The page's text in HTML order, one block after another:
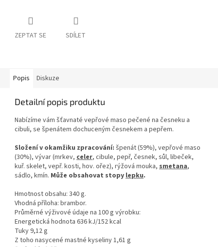
ZEPTAT SE SDÍLET
Popis Diskuze
Detailní popis produktu
Nabízíme vám šťavnaté vepřové maso pečené na česneku a
cibuli, se špenátem dochuceným česnekem a pepřem.
Složení v okamžiku zpracování: špenát (59%), vepřové maso
(30%), vývar (mrkev, celer, cibule, pepř, česnek, sůl, libeček,
kuř. skelet, vepř. kosti, hov. ořez), rýžová mouka, smetana,
sádlo, kmín. Může obsahovat stopylepku.
Hmotnost obsahu: 340 g.
Vhodná příloha: brambor.
Průměrné výživové údaje na 100 g výrobku:
Energetická hodnota 636 kJ/152 kcal
Tuky 9,12 g
Z toho nasycené mastné kyseliny 1,61 g